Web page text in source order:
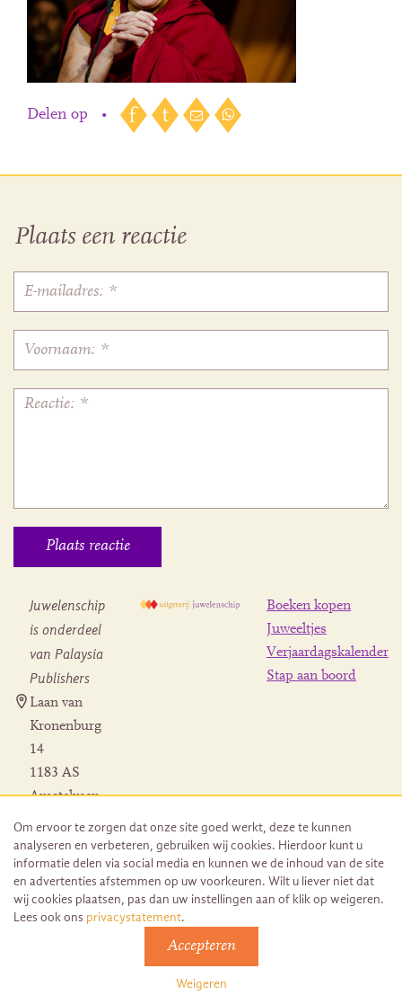
Delen op •
Plaats een reactie
Juwelenschip
is onderdeel
van Palaysia
Publishers
Laan van
Kronenburg
14
1183 AS
Amstelveen
Herroeping
bestelling
Boeken kopen
Juweeltjes
Verjaardagskalender
Stap aan boord
© 2026 Uitgeverij Juwelenschip. Duurzaam ontwikkeld door
Go2People
Algemene voorwaarden | Sitemap
Om ervoor te zorgen dat onze site goed werkt, deze te kunnen
analyseren en verbeteren, gebruiken wij cookies. Hierdoor kunt u
informatie delen via social media en kunnen we de inhoud van de site
en advertenties afstemmen op uw voorkeuren. Wilt u liever niet dat
wij cookies plaatsen, pas dan uw instellingen aan of klik op weigeren.
Lees ook ons privacystatement.
Accepteren
Weigeren